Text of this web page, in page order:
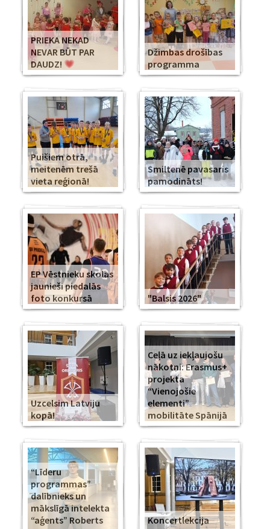
PRIEKA NEKAD
NEVAR BŪT PAR
DAUDZ!
Džimbas drošības
programma
Puišiem otrā,
meitenēm trešā
vieta reģionā!
Smiltenē pavasaris
pamodināts!
EP Vēstnieku skolas
jaunieši piedalās
foto konkursā
"Balsis 2026"
Uzcelsim Latviju
kopā!
Ceļā uz iekļaujošu
nākotni: Erasmus+
projekta
“Vienojošie
elementi”
mobilitāte Spānijā
“Līderu
programmas”
dalībnieks un
mākslīgā intelekta
“aģents” Roberts
Koncertlekcija